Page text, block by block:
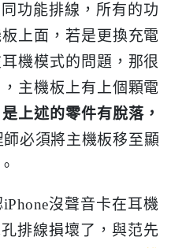
功能排線，所有的功
上面，若是更換充電
機模式的問題，那很
主機板上有上個顆電
是上述的零件有脫落，
師必須將主機板移至顯
沒聲音卡在耳機
排線損壞了，與范先